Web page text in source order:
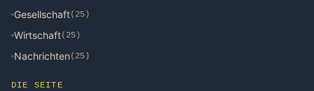
Gesellschaft(25)
Wirtschaft(25)
Nachrichten (25)
DIE SEITE